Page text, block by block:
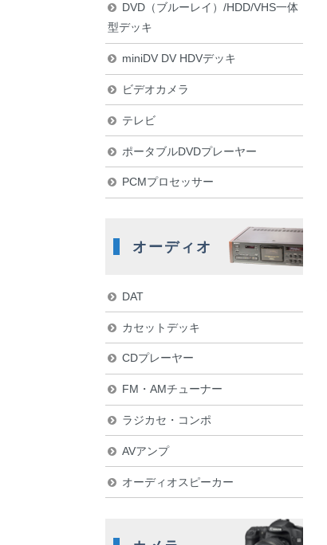
DVD（ブルーレイ）/HDD/VHS一体
型デッキ
miniDV DV HDVデッキ
ビデオカメラ
テレビ
ポータブルDVDプレーヤー
PCMプロセッサー
オーディオ
DAT
カセットデッキ
CDプレーヤー
FM・AMチューナー
ラジカセ・コンポ
AVアンプ
オーディオスピーカー